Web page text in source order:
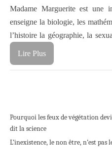
Madame Marguerite est une
enseigne la biologie, les
l’histoire la géographie, la
Lire Plus
Pourquoi les feux de végétation
dit la science
L’inexistence, le non être, n’est pas